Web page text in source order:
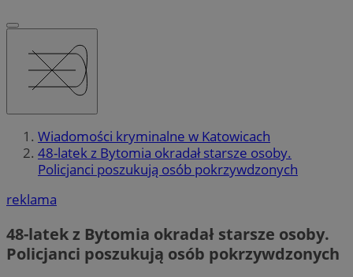
Wiadomości kryminalne w Katowicach
48-latek z Bytomia okradał starsze osoby.
Policjanci poszukują osób pokrzywdzonych
reklama
48-latek z Bytomia okradał starsze osoby.
Policjanci poszukują osób pokrzywdzonych